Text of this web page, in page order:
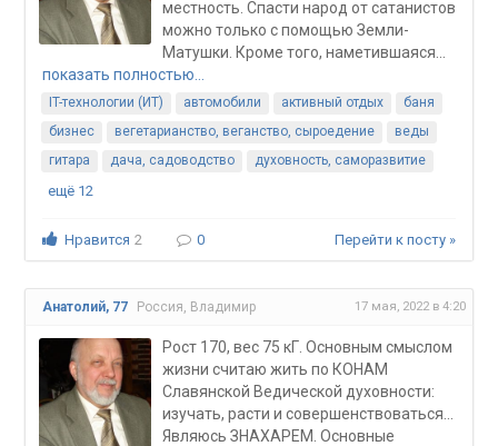
местность. Спасти народ от сатанистов
можно только с помощью Земли-
Матушки. Кроме того, наметившаяся...
показать полностью…
IT-технологии (ИТ) автомобили активный отдых
баня
бизнес
вегетарианство, веганство, сыроедение
веды
гитара
дача, садоводство духовность, саморазвитие
ещё 12
Нравится 2 0 Перейти к посту »
Анатолий, 77 Россия, Владимир 17 мая, 2022 в 4:20
Рост 170, вес 75 кГ. Основным смыслом
жизни считаю жить по КОНАМ
Славянской Ведической духовности:
изучать, расти и совершенствоваться...
Являюсь ЗНАХАРЕМ. Основные